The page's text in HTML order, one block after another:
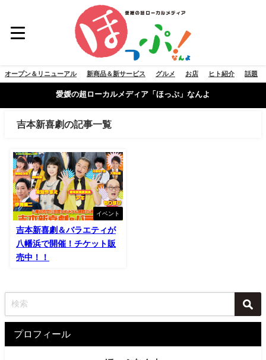
オープン＆リニューアル 新商品＆新サービス グルメ お店 ヒト紹介 話題
愛媛の超ローカルメディア「ほっぷ」なんよ
吉本新喜劇の記事一覧
イベント
吉本新喜劇＆バラエティが
八幡浜で開催！チケット販
売中！！
プロフィール